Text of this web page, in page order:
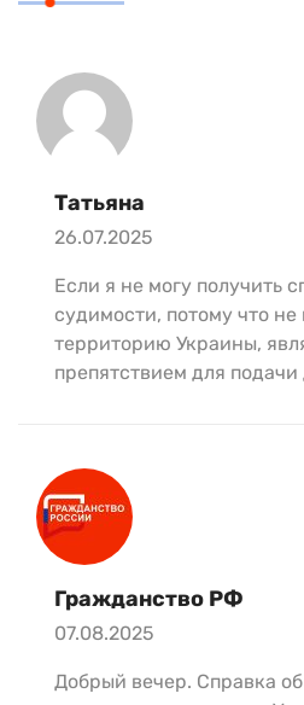
Татьяна
26.07.2025
Если я не могу получить
судимости, потому что не
территорию Украины,
препятствием для
Гражданство РФ
07.08.2025
Добрый вечер. Справка об